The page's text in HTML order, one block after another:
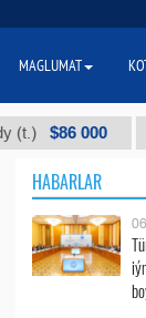
Natriý
HABARLAR
MAGLUMAT